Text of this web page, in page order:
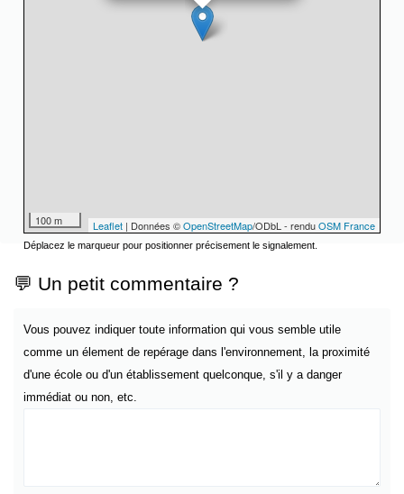
100 m Leaflet | Données ©OpenStreetMap/ODbL - renduOSM France
Déplacez le marqueur pour positionner précisement le signalement.
💬 Un petit commentaire ?
Vous pouvez indiquer toute information qui vous semble utile
comme un élement de repérage dans l'environnement, la proximité
d'une école ou d'un établissement quelconque, s'il y a danger
immédiat ou non, etc.